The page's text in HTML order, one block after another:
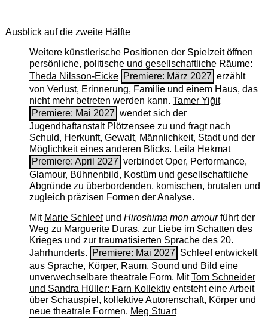
Ausblick auf die zweite Hälfte
Weitere künstlerische Positionen der Spielzeit öffnen
persönliche, politische und gesellschaftliche Räume:
Theda Nilsson-Eicke Premiere: März 2027 erzählt
von Verlust, Erinnerung, Familie und einem Haus, das
nicht mehr betreten werden kann. Tamer Yiğit
Premiere: Mai 2027 wendet sich der
Jugendhaftanstalt Plötzensee zu und fragt nach
Schuld, Herkunft, Gewalt, Männlichkeit, Stadt und der
Möglichkeit eines anderen Blicks. Leila Hekmat
Premiere: April 2027 verbindet Oper, Performance,
Glamour, Bühnenbild, Kostüm und gesellschaftliche
Abgründe zu überbordenden, komischen, brutalen und
zugleich präzisen Formen der Analyse.
Mit Marie Schleefund Hiroshima mon amourführt der
Weg zu Marguerite Duras, zur Liebe im Schatten des
Krieges und zur traumatisierten Sprache des 20.
Jahrhunderts.
Premiere: Mai 2027 Schleef entwickelt
aus Sprache, Körper, Raum, Sound und Bild eine
unverwechselbare theatrale Form. MitTom Schneider
und Sandra Hüller: Farn Kollektiventsteht eine Arbeit
über Schauspiel, kollektive Autorenschaft, Körper und
neue theatrale Formen. Meg Stuart